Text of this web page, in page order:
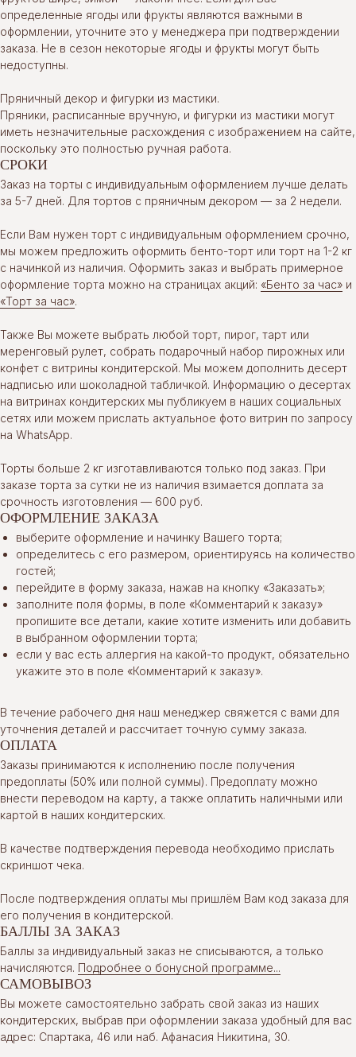
определенные ягоды или фрукты являются важными в
оформлении, уточните это у менеджера при подтверждении
заказа. Не в сезон некоторые ягоды и фрукты могут быть
недоступны.
Пряничный декор и фигурки из мастики.
Пряники, расписанные вручную, и фигурки из мастики могут
иметь незначительные расхождения с изображением на сайте,
поскольку это полностью ручная работа.
СРОКИ
Заказ на торты с индивидуальным оформлением лучше делать
за 5-7 дней. Для тортов с пряничным декором — за 2 недели.
Если Вам нужен торт с индивидуальным оформлением срочно,
мы можем предложить оформить бенто-торт или торт на 1-2 кг
с начинкой из наличия. Оформить заказ и выбрать примерное
оформление торта можно на страницах акций: «Бенто за час» и
«Торт за час».
Также Вы можете выбрать любой торт, пирог, тарт или
меренговый рулет, собрать подарочный набор пирожных или
конфет с витрины кондитерской. Мы можем дополнить десерт
надписью или шоколадной табличкой. Информацию о десертах
на витринах кондитерских мы публикуем в наших социальных
сетях или можем прислать актуальное фото витрин по запросу
на WhatsApp.
Торты больше 2 кг изготавливаются только под заказ. При
заказе торта за сутки не из наличия взимается доплата за
срочность изготовления — 600 руб.
ОФОРМЛЕНИЕ ЗАКАЗА
выберите оформление и начинку Вашего торта;
определитесь с его размером, ориентируясь на количество
гостей;
перейдите в форму заказа, нажав на кнопку «Заказать»;
заполните поля формы, в поле «Комментарий к заказу»
пропишите все детали, какие хотите изменить или добавить
в выбранном оформлении торта;
если у вас есть аллергия на какой-то продукт, обязательно
укажите это в поле «Комментарий к заказу».
В течение рабочего дня наш менеджер свяжется с вами для
уточнения деталей и рассчитает точную сумму заказа.
ОПЛАТА
Заказы принимаются к исполнению после получения
предоплаты (50% или полной суммы). Предоплату можно
внести переводом на карту, а также оплатить наличными или
картой в наших кондитерских.
В качестве подтверждения перевода необходимо прислать
скриншот чека.
После подтверждения оплаты мы пришлём Вам код заказа для
его получения в кондитерской.
БАЛЛЫ ЗА ЗАКАЗ
Баллы за индивидуальный заказ не списываются, а только
начисляются. Подробнее о бонусной программе...
САМОВЫВОЗ
Вы можете самостоятельно забрать свой заказ из наших
кондитерских, выбрав при оформлении заказа удобный для вас
адрес: Спартака, 46 или наб. Афанасия Никитина, 30.